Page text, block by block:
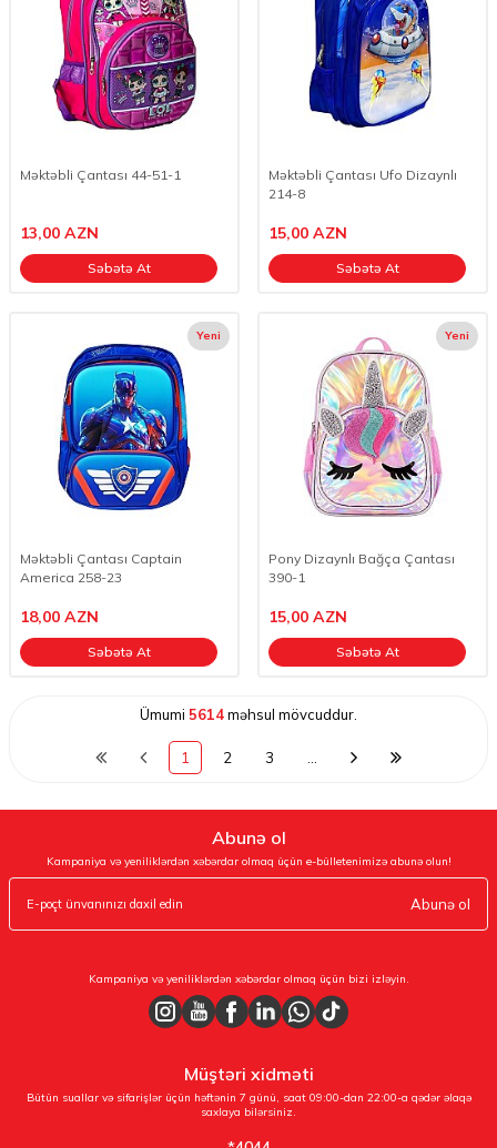
Məktəbli Çantası 44-51-1
13,00 AZN
Səbətə At
Məktəbli Çantası Ufo Dizaynlı
214-8
15,00 AZN
Səbətə At
Yeni
Məktəbli Çantası Captain
America 258-23
18,00 AZN
Səbətə At
Yeni
Pony Dizaynlı Bağça Çantası
390-1
15,00 AZN
Səbətə At
Ümumi 5614məhsul mövcuddur.
1 2 3
Abunə ol
Kampaniya və yeniliklərdən xəbərdar olmaq üçün e-bülletenimizə abunə olun!
Abunə ol
Kampaniya və yeniliklərdən xəbərdar olmaq üçün bizi izləyin.
Müştəri xidməti
Bütün suallar və sifarişlər üçün həftənin 7 günü, saat 09:00-dan 22:00-a qədər əlaqə
saxlaya bilərsiniz.